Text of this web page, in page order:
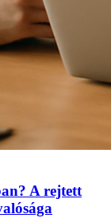
A rejtett